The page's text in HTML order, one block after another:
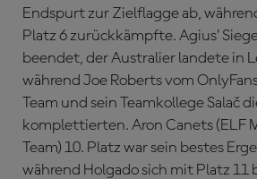
Endspurt zur Zielflagge ab,
Platz 6 zurückkämpfte. Agius’
beendet, der Australier landete in
während Joe Roberts vom
Team und sein Teamkollege Salač
komplettierten. Aron Canets (ELF
Team) 10. Platz war sein bestes
während Holgado sich mit Platz 11